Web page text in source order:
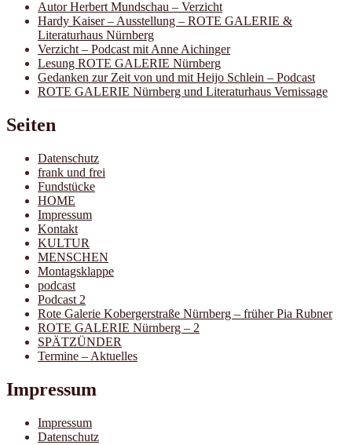
Autor Herbert Mundschau – Verzicht
Hardy Kaiser – Ausstellung – ROTE GALERIE &
Literaturhaus Nürnberg
Verzicht – Podcast mit Anne Aichinger
Lesung ROTE GALERIE Nürnberg
Gedanken zur Zeit von und mit Heijo Schlein – Podcast
ROTE GALERIE Nürnberg und Literaturhaus Vernissage
Seiten
Datenschutz
frank und frei
Fundstücke
HOME
Impressum
Kontakt
KULTUR
MENSCHEN
Montagsklappe
podcast
Podcast 2
Rote Galerie Kobergerstraße Nürnberg – früher Pia Rubner
ROTE GALERIE Nürnberg – 2
SPÄTZÜNDER
Termine – Aktuelles
Impressum
Impressum
Datenschutz